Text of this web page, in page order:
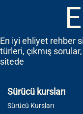
En iyi ehliyet rehber
türleri, çıkmış
sitede
Sürücü kursları
Sürücü Kursları